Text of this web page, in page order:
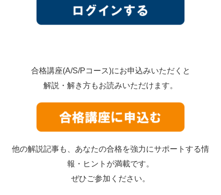
合格講座(A/S/Pコース)にお申込みいただくと
解説・解き方もお読みいただけます。
他の解説記事も、あなたの合格を強力にサポートする情
報・ヒントが満載です。
ぜひご参加ください。